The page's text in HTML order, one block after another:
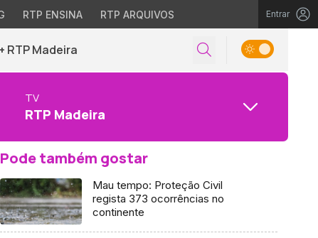
RTP ENSINA RTP ARQUIVOS Entrar
+ RTP Madeira
TV
RTP Madeira
Pode também gostar
Mau tempo: Proteção Civil
regista 373 ocorrências no
continente